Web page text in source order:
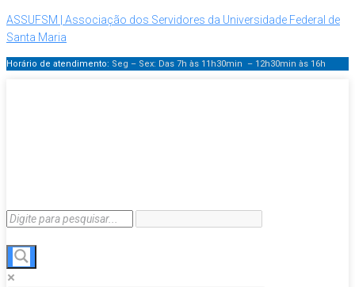
ASSUFSM | Associação dos Servidores da Universidade Federal de
Santa Maria
Horário de atendimento: Seg – Sex: Das 7h às 11h30min – 12h30min às 16h